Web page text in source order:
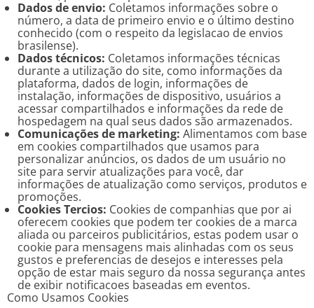
Dados de envio: Coletamos informações sobre o
número, a data de primeiro envio e o último destino
conhecido (com o respeito da legislacao de envios
brasilense).
Dados técnicos: Coletamos informações técnicas
durante a utilização do site, como informações da
plataforma, dados de login, informações de
instalação, informações de dispositivo, usuários a
acessar compartilhados e informações da rede de
hospedagem na qual seus dados são armazenados.
Comunicações de marketing: Alimentamos com base
em cookies compartilhados que usamos para
personalizar anúncios, os dados de um usuário no
site para servir atualizações para você, dar
informações de atualização como serviços, produtos e
promoções.
Cookies Tercios: Cookies de companhias que por ai
oferecem cookies que podem ter cookies de a marca
aliada ou parceiros publicitários, estas podem usar o
cookie para mensagens mais alinhadas com os seus
gustos e preferencias de desejos e interesses pela
opção de estar mais seguro da nossa segurança antes
de exibir notificacoes baseadas em eventos.
Como Usamos Cookies